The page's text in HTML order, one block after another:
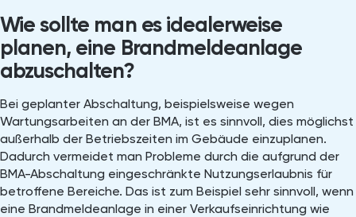
Wie sollte man es idealerweise
planen, eine Brandmeldeanlage
abzuschalten?
Bei geplanter Abschaltung, beispielsweise wegen
Wartungsarbeiten an der BMA, ist es sinnvoll, dies möglichst
außerhalb der Betriebszeiten im Gebäude einzuplanen.
Dadurch vermeidet man Probleme durch die aufgrund der
BMA-Abschaltung eingeschränkte Nutzungserlaubnis für
betroffene Bereiche. Das ist zum Beispiel sehr sinnvoll, wenn
eine Brandmeldeanlage in einer Verkaufseinrichtung wie